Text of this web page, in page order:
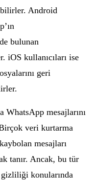
Android
bulunan
iOS kullanıcıları ise
geri
WhatsApp mesajlarını
veri kurtarma
mesajları
tanır. Ancak, bu tür
konularında